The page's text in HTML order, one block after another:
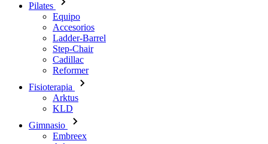
Pilates
Equipo
Accesorios
Ladder-Barrel
Step-Chair
Cadillac
Reformer
Fisioterapia
Arktus
KLD
Gimnasio
Embreex